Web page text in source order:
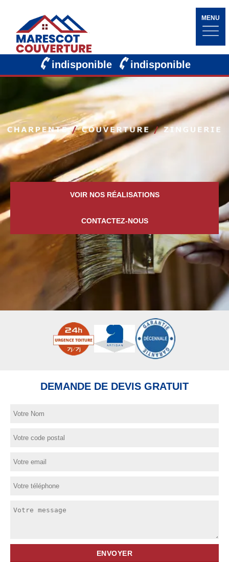
MENU
indisponible indisponible
VOIR NOS RÉALISATIONS
CONTACTEZ-NOUS
DEMANDE DE DEVIS GRATUIT